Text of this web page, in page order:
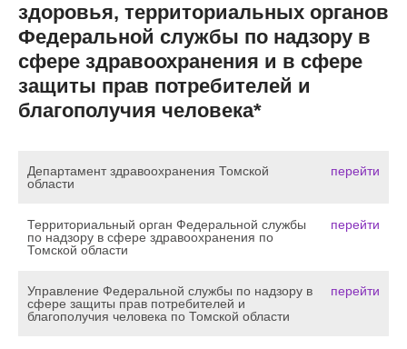
здоровья, территориальных органов
Федеральной службы по надзору в
сфере здравоохранения и в сфере
защиты прав потребителей и
благополучия человека*
Департамент здравоохранения Томской
области
перейти
Территориальный орган Федеральной службы
по надзору в сфере здравоохранения по
Томской области
перейти
Управление Федеральной службы по надзору в
сфере защиты прав потребителей и
благополучия человека по Томской области
перейти